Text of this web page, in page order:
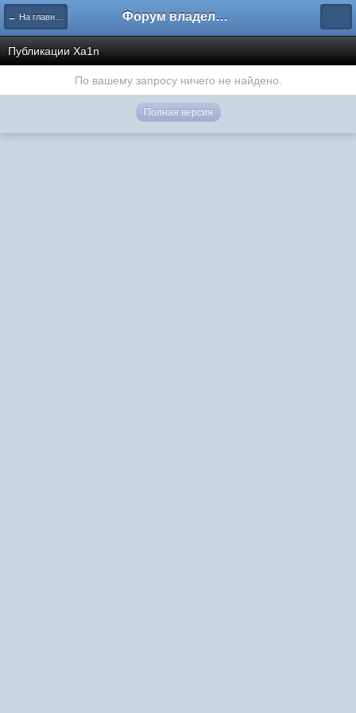
← На главную Форум владельцев интернет-магазинов
Публикации Xa1n
По вашему запросу ничего не найдено.
Полная версия